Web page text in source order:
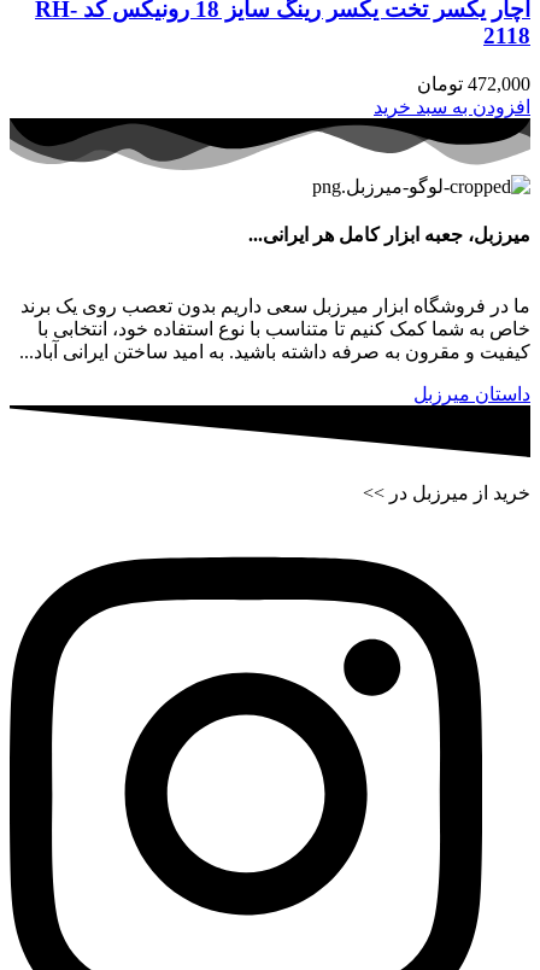
آچار یکسر تخت یکسر رینگ سایز 18 رونیکس کد RH-
2118
472,000 تومان
افزودن به سبد خرید
میرزبل، جعبه ابزار کامل هر ایرانی...
ما در فروشگاه ابزار میرزبل سعی داریم بدون تعصب روی یک برند
خاص به شما کمک کنیم تا متناسب با نوع استفاده خود، انتخابی با
کیفیت و مقرون به صرفه داشته باشید. به امید ساختن ایرانی آباد...
داستان میرزبل
خرید از میرزبل در >>